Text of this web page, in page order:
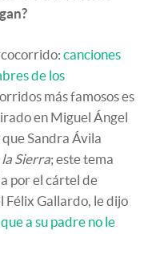
canciones
de los
más famosos es
en Miguel Ángel
Sandra Ávila
la Sierra; este tema
por el cártel de
Félix Gallardo, le dijo
que a su padre no le